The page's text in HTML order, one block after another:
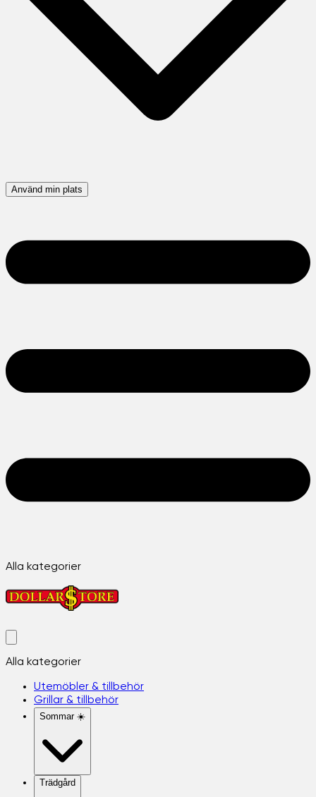
Använd min plats
Alla kategorier
Alla kategorier
Utemöbler & tillbehör
Grillar & tillbehör
Sommar ☀️
Trädgård